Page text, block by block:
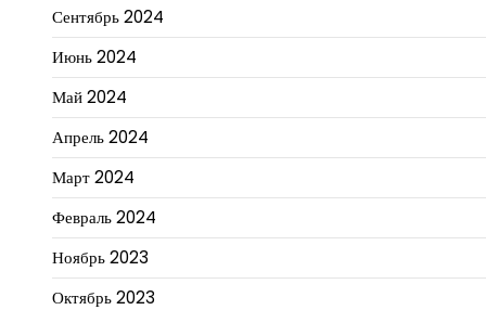
Сентябрь 2024
Июнь 2024
Май 2024
Апрель 2024
Март 2024
Февраль 2024
Ноябрь 2023
Октябрь 2023